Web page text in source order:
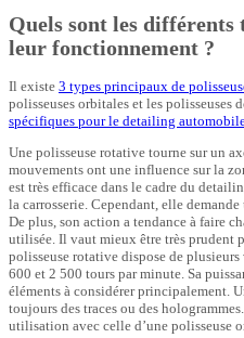
Quels sont les différents
leur fonctionnement ?
Il existe 3 types principaux de
polisseuses orbitales et les polisseuses
spécifiques pour le detailing
Une polisseuse rotative tourne sur un
mouvements ont une influence sur la
est très efficace dans le cadre du
la carrosserie. Cependant, elle
De plus, son action a tendance à faire
utilisée. Il vaut mieux être très prudent
polisseuse rotative dispose de
600 et 2 500 tours par minute. Sa
éléments à considérer principalement.
toujours des traces ou des
utilisation avec celle d’une polisseuse